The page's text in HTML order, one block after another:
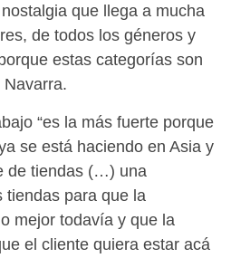
que llega a mucha
de todos los géneros y
estas categorías son
Navarra.
“es la más fuerte porque
se está haciendo en Asia y
de tiendas (…) una
tiendas para que la
mejor todavía y que la
el cliente quiera estar acá